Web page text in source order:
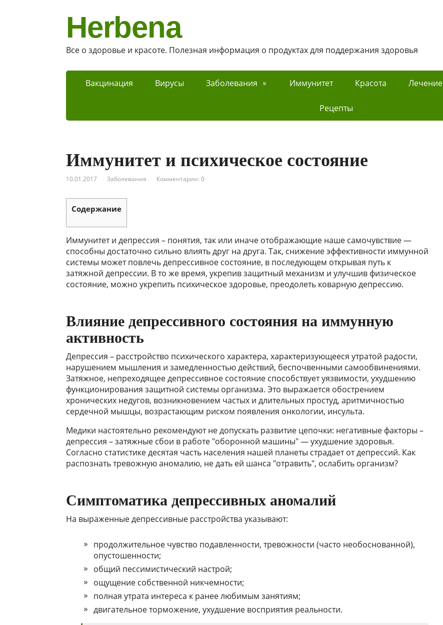
Herbena
Все о здоровье и красоте. Полезная информация о продуктах для поддержания здоровья
Вакцинация Вирусы Заболевания Иммунитет Красота Лечение
Рецепты
Иммунитет и психическое состояние
10.01.2017 Заболевания Комментарии: 0
Содержание
Иммунитет и депрессия – понятия, так или иначе отображающие наше самочувствие —
способны достаточно сильно влиять друг на друга. Так, снижение эффективности иммунной
системы может повлечь депрессивное состояние, в последующем открывая путь к
затяжной депрессии. В то же время, укрепив защитный механизм и улучшив физическое
состояние, можно укрепить психическое здоровье, преодолеть коварную депрессию.
Влияние депрессивного состояния на иммунную
активность
Депрессия – расстройство психического характера, характеризующееся утратой радости,
нарушением мышления и замедленностью действий, беспочвенными самообвинениями.
Затяжное, непреходящее депрессивное состояние способствует уязвимости, ухудшению
функционирования защитной системы организма. Это выражается обострением
хронических недугов, возникновением частых и длительных простуд, аритмичностью
сердечной мышцы, возрастающим риском появления онкологии, инсульта.
Медики настоятельно рекомендуют не допускать развитие цепочки: негативные факторы –
депрессия – затяжные сбои в работе "оборонной машины" — ухудшение здоровья.
Согласно статистике десятая часть населения нашей планеты страдает от депрессий. Как
распознать тревожную аномалию, не дать ей шанса "отравить", ослабить организм?
Симптоматика депрессивных аномалий
На выраженные депрессивные расстройства указывают:
продолжительное чувство подавленности, тревожности (часто необоснованной),
опустошенности;
общий пессимистический настрой;
ощущение собственной никчемности;
полная утрата интереса к ранее любимым занятиям;
двигательное торможение, ухудшение восприятия реальности.